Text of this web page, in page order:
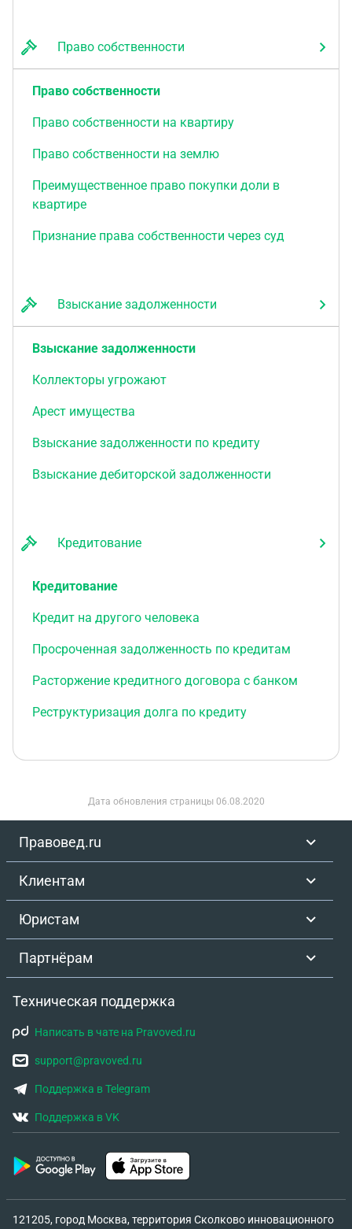
Право собственности
Право собственности
Право собственности на квартиру
Право собственности на землю
Преимущественное право покупки доли в
квартире
Признание права собственности через суд
Взыскание задолженности
Взыскание задолженности
Коллекторы угрожают
Арест имущества
Взыскание задолженности по кредиту
Взыскание дебиторской задолженности
Кредитование
Кредитование
Кредит на другого человека
Просроченная задолженность по кредитам
Расторжение кредитного договора с банком
Реструктуризация долга по кредиту
Дата обновления страницы 06.08.2020
Правовед.ru
Клиентам
Юристам
Партнёрам
Техническая поддержка
Написать в чате на Pravoved.ru
support@pravoved.ru
Поддержка в Telegram
Поддержка в VK
121205, город Москва, территория Сколково инновационного